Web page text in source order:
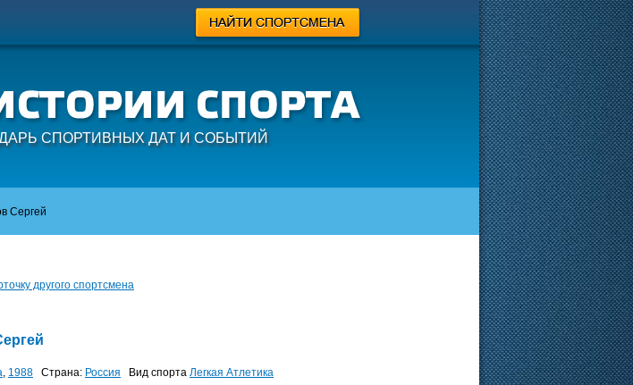
СПОРТИВНЫХ ДАТ И СОБЫТИЙ
Сергей
другого спортсмена
, 1988 Страна: Россия Вид спорта Легкая Атлетика